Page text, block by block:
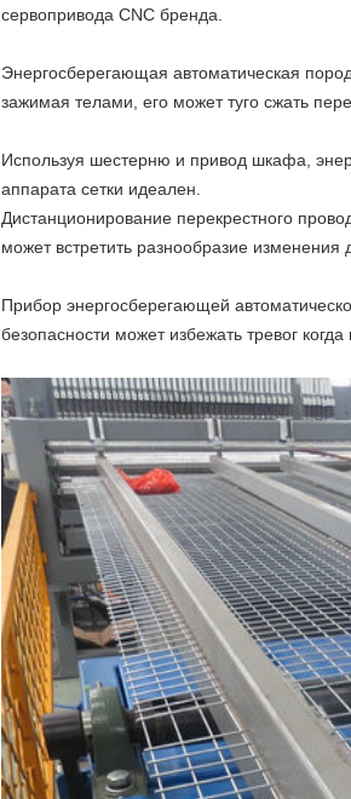
сервопривода CNC бренда.
Энергосберегающая автоматическая
зажимая телами, его может туго сжать
Используя шестерню и привод шкафа,
аппарата сетки идеален.
Дистанционирование перекрестного
может встретить разнообразие изменения
Прибор энергосберегающей
безопасности может избежать тревог